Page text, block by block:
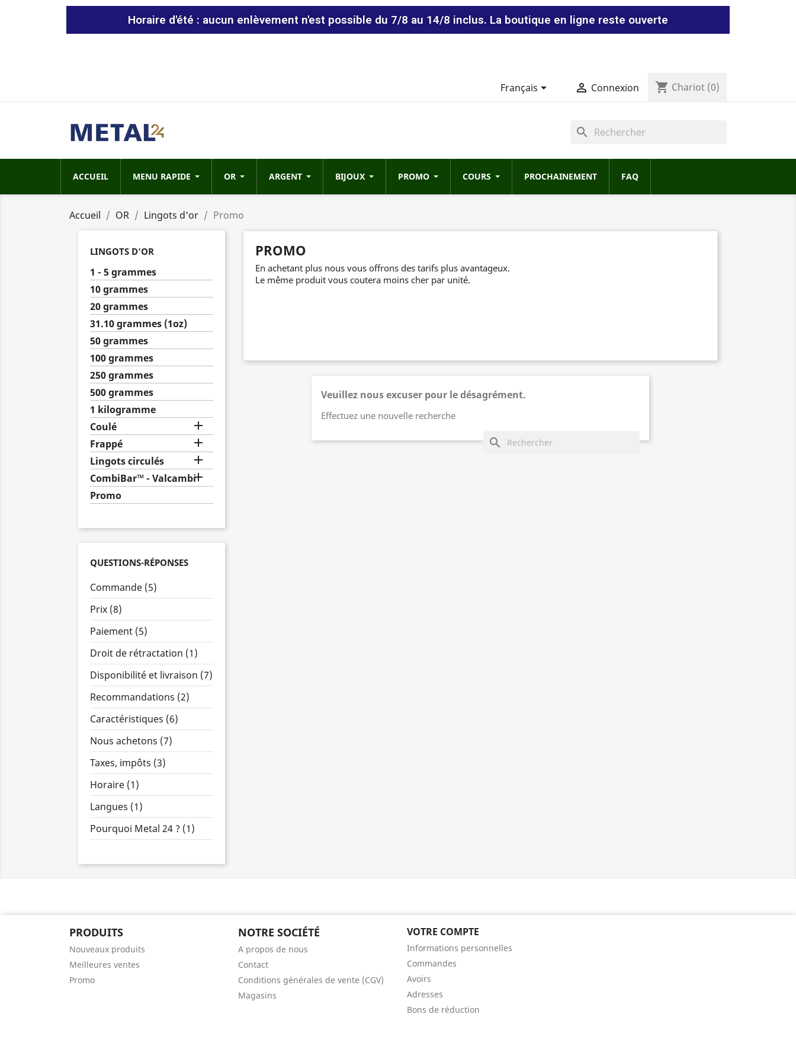
Horaire d'été : aucun enlèvement n'est possible du 7/8 au 14/8 inclus. La boutique en ligne reste ouverte
Français  Connexion shopping_cart Chariot (0)
search
ACCUEIL MENU RAPIDE OR ARGENT BIJOUX PROMO COURS PROCHAINEMENT FAQ
Accueil OR Lingots d'or Promo
LINGOTS D'OR
1 - 5 grammes
10 grammes
20 grammes
31.10 grammes (1oz)
50 grammes
100 grammes
250 grammes
500 grammes
1 kilogramme
Coulé

Frappé 
Lingots circulés 
CombiBar™ - Valcambi
Promo
QUESTIONS-RÉPONSES
Commande (5)
Prix (8)
Paiement (5)
Droit de rétractation (1)
Disponibilité et livraison (7)
Recommandations (2)
Caractéristiques (6)
Nous achetons (7)
Taxes, impôts (3)
Horaire (1)
Langues (1)
Pourquoi Metal 24 ? (1)
PROMO
En achetant plus nous vous offrons des tarifs plus avantageux.
Le même produit vous coutera moins cher par unité.
Veuillez nous excuser pour le désagrément.
Effectuez une nouvelle recherche
search
PRODUITS
Nouveaux produits
Meilleures ventes
Promo
NOTRE SOCIÉTÉ
A propos de nous
Contact
Conditions générales de vente (CGV)
Magasins
VOTRE COMPTE
Informations personnelles
Commandes
Avoirs
Adresses
Bons de réduction